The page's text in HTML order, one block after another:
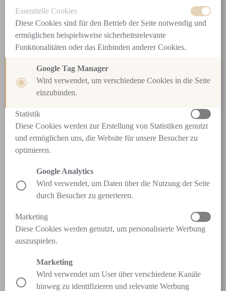
来自La Mer（海蓝之谜）迄
今为止最棒的奇迹
要求。因为La Mer（海蓝之谜）顾客对他们挚爱的每一
款产品都抱有很高的期待，希望它能带来名副其实的深
度滋润。每一种新配方都应带来奢华体验，滋养皮肤再
让皮肤充满活力并且得到舒缓，那就更好了。La
Mer（海蓝之谜）的最新产品——清凉啫喱面霜能满足
所有这一切和其他更多的要求。
这款清凉啫喱面霜质地清爽，让肌肤仿佛沐浴于清凉的
水中，是La Mer（海蓝之谜）技术的最佳体现。使用之
后，皮肤立即感觉水润、清爽，并得到深层滋养。皮肤
表面温度降低，感觉舒缓，可见瑕疵减少，泛红症状也
抗力更强，看起来更光洁、更健康。
Related Posts
Essentielle Cookies
Diese Cookies sind für den Betrieb der Seite notwendig und
ermöglichen beispielsweise sicherheitsrelevante
Funktionalitäten oder das Einbinden anderer Cookies.
Google Tag Manager
Wird verwendet, um verschiedene Cookies in die Seite
einzubinden.
Statistik
Diese Cookies werden zur Erstellung von Statistiken genutzt
und ermöglichen uns, die Website für unsere Besucher zu
optimieren.
Google Analytics
Wird verwendet, um Daten über die Nutzung der Seite
durch Besucher zu generieren.
Marketing
Diese Cookies werden genutzt, um personalisierte Werbung
auszuspielen.
Marketing
Wird verwendet um User über verschiedene Kanäle
hinweg zu identifizieren und relevante Werbung